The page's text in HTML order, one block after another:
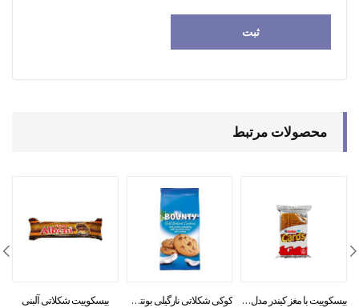
محصولات مرتبط
بیسکوییت با مغز کیندر مدل کارتز۲۵ گرمی کوکی شکلاتی نارگیلی بونتی ۱۸۰ گرمی بیسکوییت شکلاتی آلبنی